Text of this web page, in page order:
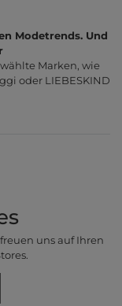
Modetrends. Und
Marken, wie
oder LIEBESKIND
uns auf Ihren